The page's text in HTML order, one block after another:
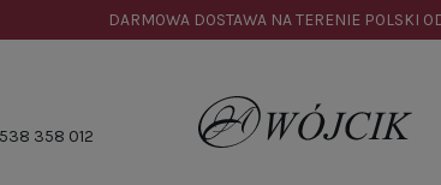
DARMOWA DOSTAWA NA TERENIE POLSKI
538 358 012